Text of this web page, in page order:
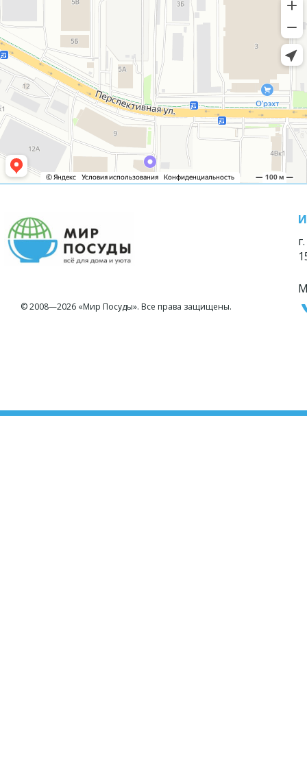
© 2008—2026 «Мир Посуды». Все права защищены.